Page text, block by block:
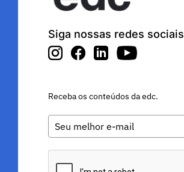
Siga nossas redes sociais
Receba os conteúdos da edc.